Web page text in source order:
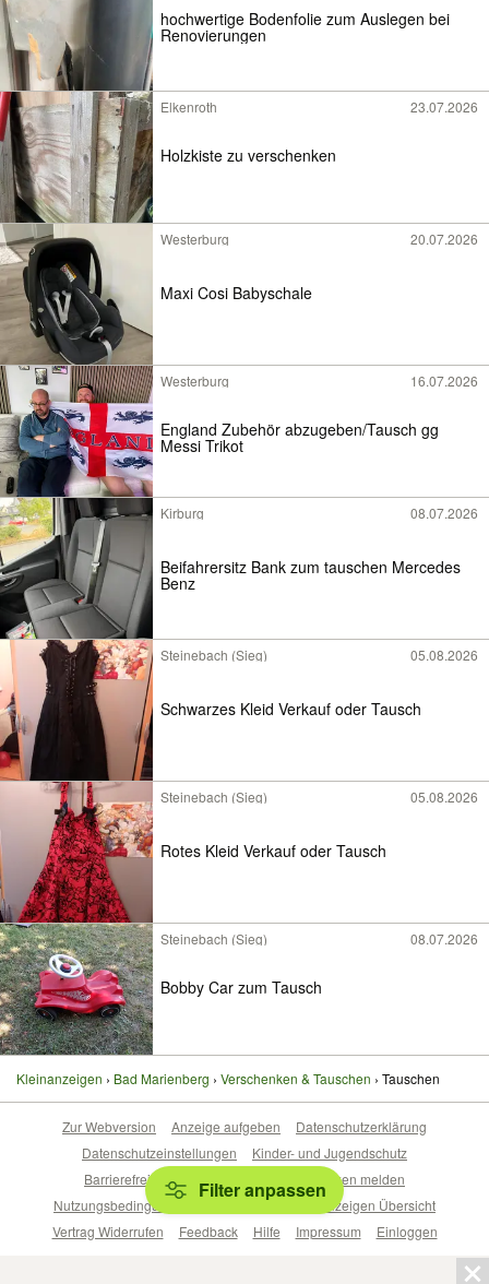
hochwertige Bodenfolie zum Auslegen bei
Renovierungen
Elkenroth 23.07.2026
Holzkiste zu verschenken
Westerburg 20.07.2026
Maxi Cosi Babyschale
Westerburg 16.07.2026
England Zubehör abzugeben/Tausch gg
Messi Trikot
Kirburg 08.07.2026
Beifahrersitz Bank zum tauschen Mercedes
Benz
Steinebach (Sieg) 05.08.2026
Schwarzes Kleid Verkauf oder Tausch
Steinebach (Sieg) 05.08.2026
Rotes Kleid Verkauf oder Tausch
Steinebach (Sieg) 08.07.2026
Bobby Car zum Tausch
Kleinanzeigen Bad Marienberg Verschenken & Tauschen Tauschen
Filter anpassen
Zur Webversion Anzeige aufgeben
Datenschutzerklärung
Datenschutzeinstellungen
Kinder- und Jugendschutz
Barrierefreiheitserklärung
Sicherheitslücken melden
Nutzungsbedingungen
Beliebte Suchen
Anzeigen Übersicht
Vertrag Widerrufen
Feedback Hilfe Impressum Einloggen